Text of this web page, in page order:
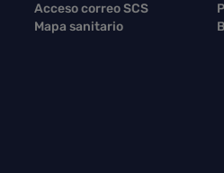
Acceso correo SCS
Mapa sanitario